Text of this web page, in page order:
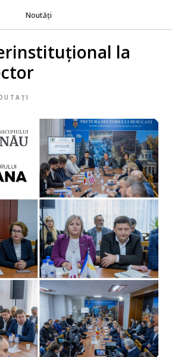
Noutăți
la